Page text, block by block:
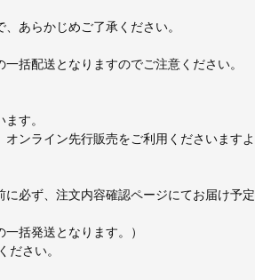
あらかじめご了承ください。
括配送となりますのでご注意ください。
す。
ンライン先行販売をご利用くださいますよ
必ず、注文内容確認ページにてお届け予定
括発送となります。）
さい。